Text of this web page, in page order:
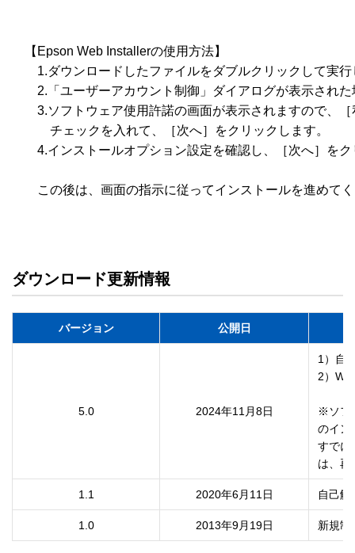
【Epson Web Installerの使用方法】
1.ダウンロードしたファイルをダブルクリックして実行
2.「ユーザーアカウント制御」ダイアログが表示された
3.ソフトウェア使用許諾の画面が表示されますので、［
チェックを入れて、［次へ］をクリックします。
4.インストールオプション設定を確認し、［次へ］をク
この後は、画面の指示に従ってインストールを進めてく
ダウンロード更新情報
バージョン 公開日
5.0 2024年11月8日
1）自
2）
※ソフ
のイン
すでに
は、再
1.1 2020年6月11日 自己解
1.0 2013年9月19日 新規制